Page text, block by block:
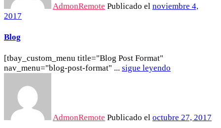
AdmonRemote Publicado el noviembre 4,
2017
Blog
[tbay_custom_menu title="Blog Post Format"
nav_menu="blog-post-format" ... sigue leyendo
AdmonRemote Publicado el octubre 27, 2017